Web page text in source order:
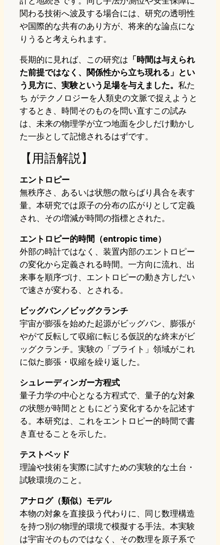
関わる技術へ波及する場合には、研究の透明性
や国際的な共有のあり方が、将来的な論点にな
りうると考えられます。
長期的に見れば、この研究は 「時間は与えられ
た前提ではなく、関係性から立ち現れる」とい
う見方に、実験という足場を与えました。 私た
ち がテクノロジーを人類史の文脈で捉えようと
するとき、時間そのものを問い直すこの試み
は、未来の物理学が立つ地面を少しだけ動かし
た一歩として記憶されるはずです。
【用語解説】
エントロピー
無秩序さ、あるいは状態の散らばり具合を表す
量。本研究では原子の分布の広がりとして定義
され、その増減が時間の指標とされた。
エントロピー的時間（entropic time）
外部の時計ではなく、装置内部のエントロピー
の変化から定義される時間。一方向に流れ、出
来事を順序づけ、エントロピーの動き方しだい
で速さが変わる、とされる。
ビッグバン／ビッグクランチ
宇宙が膨張を始めた起源がビッグバン、膨張が
やがて反転して収縮に転じる仮説的な終末がビ
ッグクランチ。実験の「ブライト」領域がこれ
に似た膨張・収縮を繰り返した。
シュレーディンガー方程式
量子力学の中心となる方程式で、量子的な対象
の状態が時間とともにどう変化するかを記述す
る。本研究は、これをエントロピー的時間で書
き直せることを示した。
テストベッド
理論や技術を実際に試すための実験的な土台・
試験環境のこと。
アナログ（類似）モデル
本物の対象を直接扱う代わりに、同じ数理構造
を持つ別の物理的環境で模擬する手法。本実験
は宇宙そのものではなく、その数理を原子系で